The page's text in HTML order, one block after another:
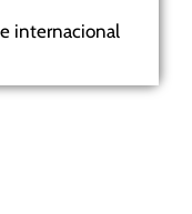
internacional